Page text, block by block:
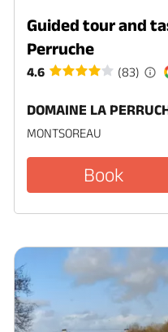
Guided tour and
Perruche
4.6 (83)
DOMAINE LA
MONTSOREAU
Book